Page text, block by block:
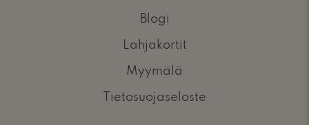
Blogi
Lahjakortit
Myymälä
Tietosuojaseloste